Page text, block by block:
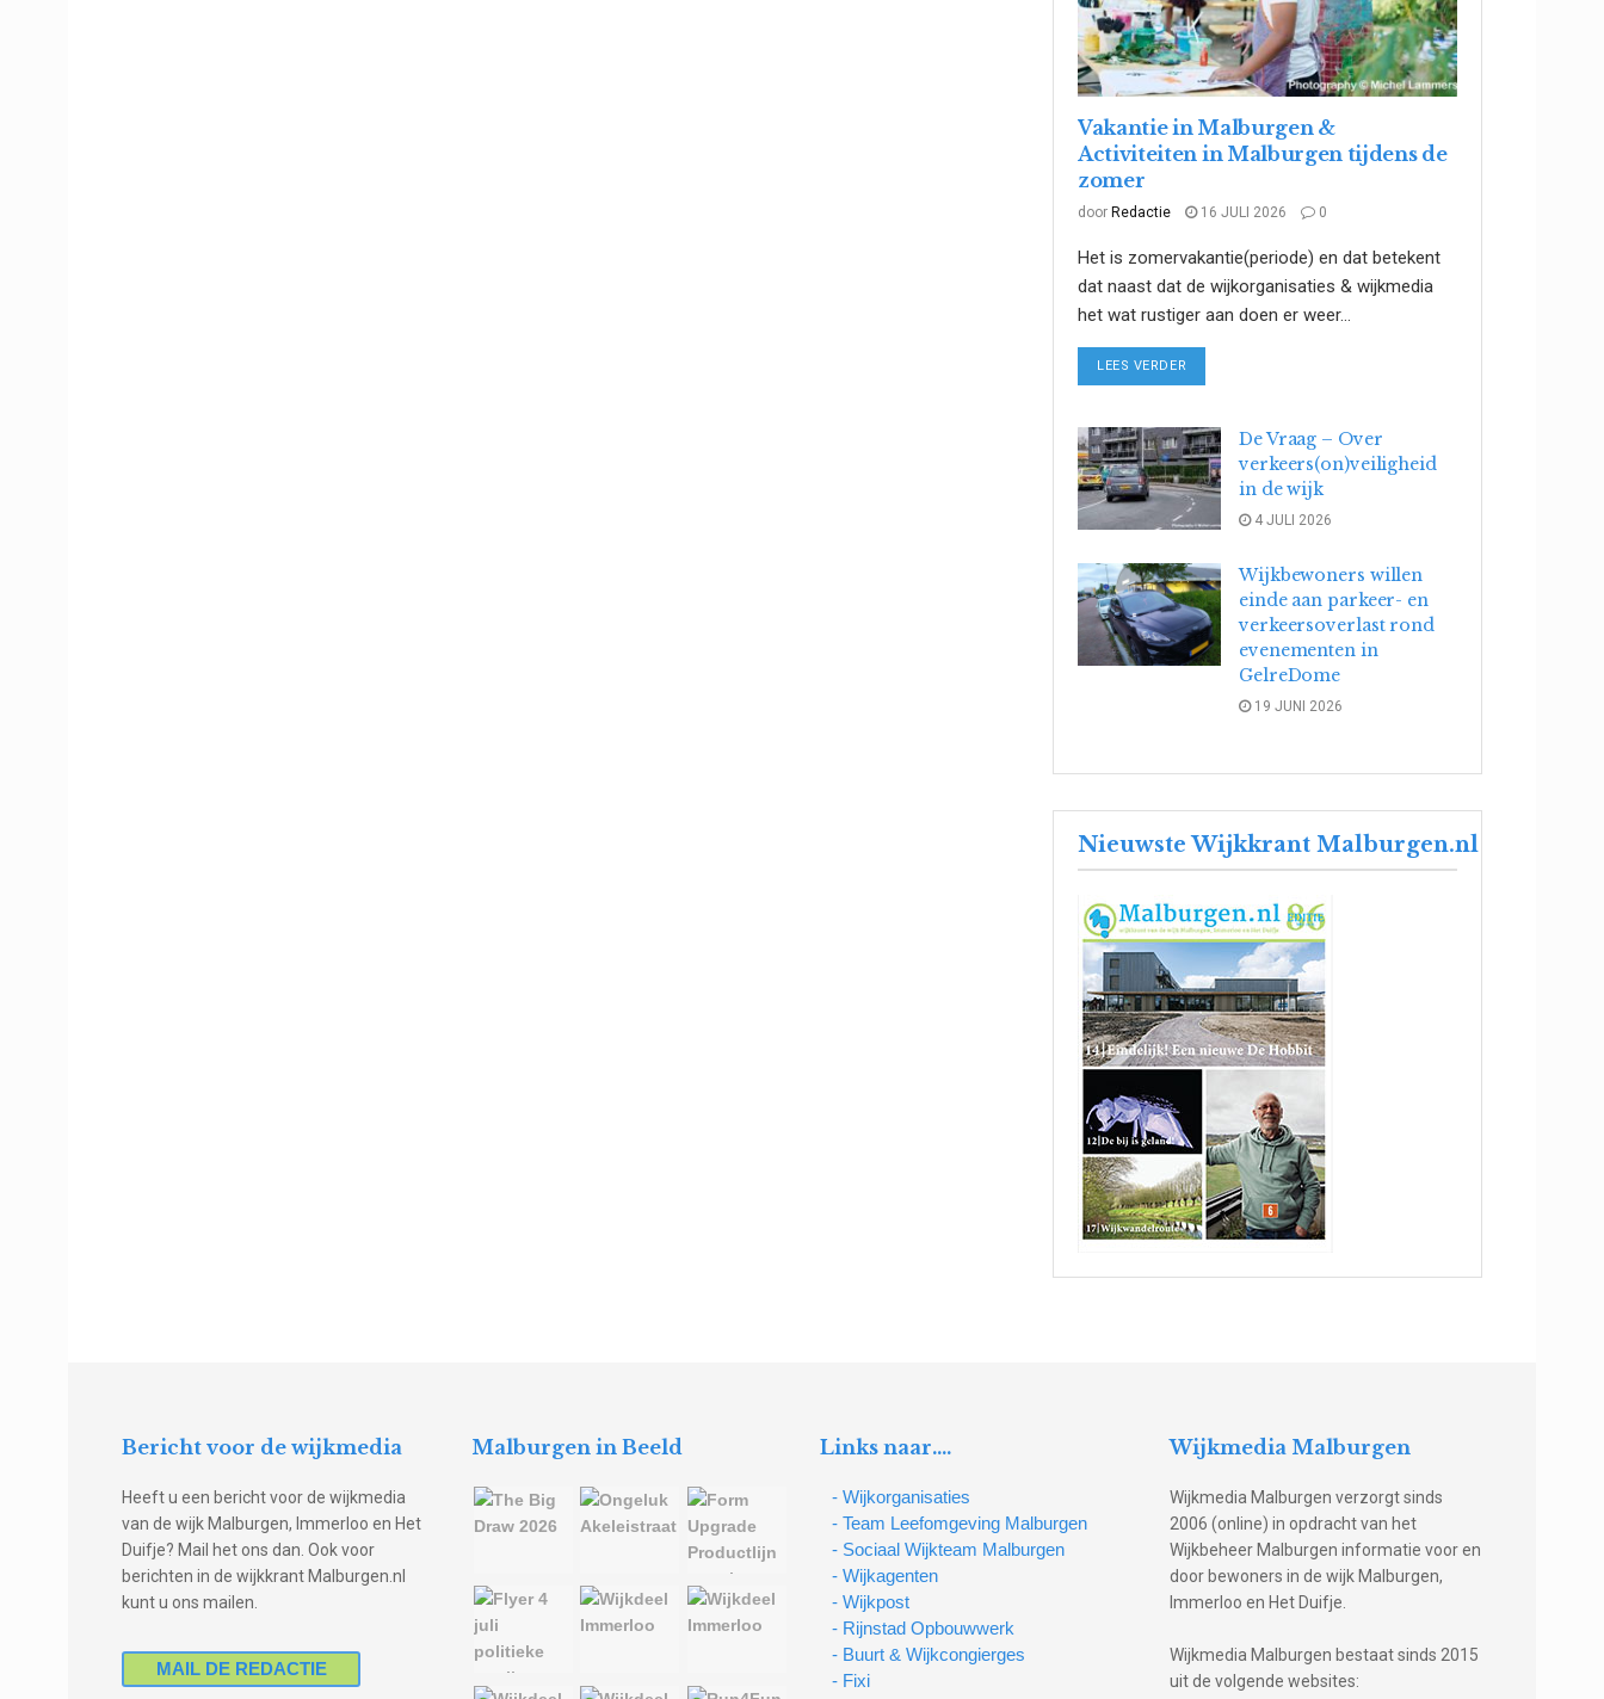
Vakantie in Malburgen &
Activiteiten in Malburgen tijdens de
zomer
door Redactie 16 JULI 2026 0
Het is zomervakantie(periode) en dat betekent
dat naast dat de wijkorganisaties & wijkmedia
het wat rustiger aan doen er weer...
LEES VERDER
De Vraag – Over
verkeers(on)veiligheid
in de wijk
4 JULI 2026
Wijkbewoners willen
einde aan parkeer- en
verkeersoverlast rond
evenementen in
GelreDome
19 JUNI 2026
Nieuwste Wijkkrant Malburgen.nl
Bericht voor de wijkmedia
Heeft u een bericht voor de wijkmedia
van de wijk Malburgen, Immerloo en Het
Duifje? Mail het ons dan. Ook voor
berichten in de wijkkrant Malburgen.nl
kunt u ons mailen.
MAIL DE REDACTIE
Malburgen in Beeld Links naar….
- Wijkorganisaties
- Team Leefomgeving Malburgen
- Sociaal Wijkteam Malburgen
- Wijkagenten
- Wijkpost
- Rijnstad Opbouwwerk
- Buurt & Wijkcongierges
- Fixi
Wijkmedia Malburgen
Wijkmedia Malburgen verzorgt sinds
2006 (online) in opdracht van het
Wijkbeheer Malburgen informatie voor en
door bewoners in de wijk Malburgen,
Immerloo en Het Duifje.
Wijkmedia Malburgen bestaat sinds 2015
uit de volgende websites: